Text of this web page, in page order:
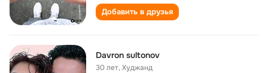
Добавить в друзья
Davron sultonov
30 лет,Худжанд